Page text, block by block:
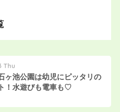
Thu
ヶ池公園は幼児にピッタリの
！水遊びも電車も♡